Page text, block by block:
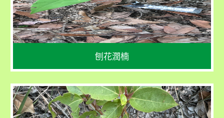
刨花潤楠
果期：4 - 5 月
學名